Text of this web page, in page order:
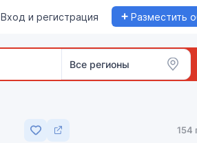
Вход и регистрация + Разместить
Все регионы
Добавить в избранное
154